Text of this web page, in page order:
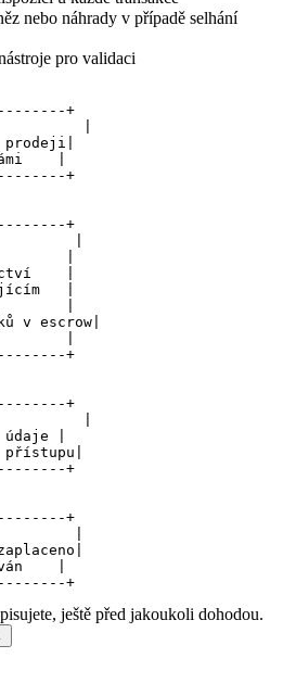
nebo náhrady v případě selhání
pro validaci
+
|
|
+
+
|
|
|
|
v escrow|
+
+
|
|
+
+
|
|
ještě před jakoukoli dohodou.